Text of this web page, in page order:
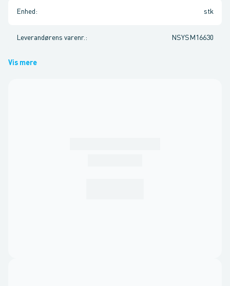
Enhed : stk
Leverandørens varenr. : NSYSM16630
Vis mere